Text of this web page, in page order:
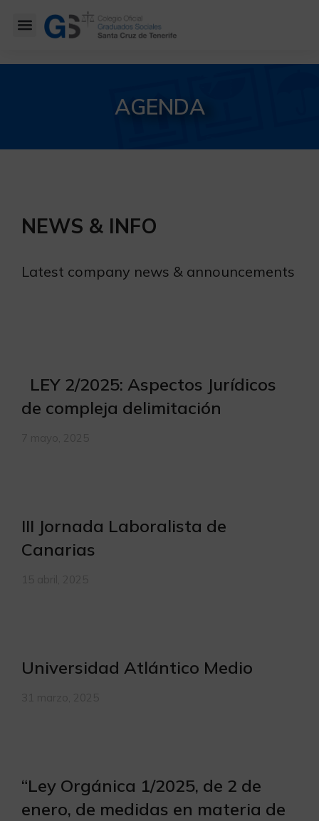
AGENDA
NEWS & INFO
Latest company news & announcements
LEY 2/2025: Aspectos Jurídicos
de compleja delimitación
III Jornada Laboralista de
Canarias
Universidad Atlántico Medio
“Ley Orgánica 1/2025, de 2 de
enero, de medidas en materia de